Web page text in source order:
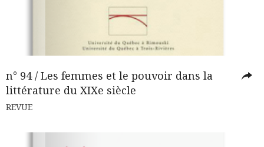
n° 94 / Les femmes et le pouvoir dans la
littérature du XIXe siècle
REVUE